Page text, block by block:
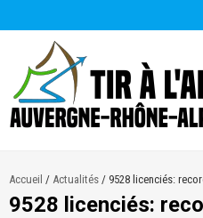
Accueil / Actualités / 9528 licenciés:
9528 licenciés: